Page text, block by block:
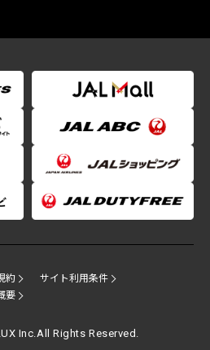
約
サイト利用条件
要
Inc.All Rights Reserved.